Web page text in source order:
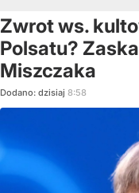
Zwrot ws.
Polsatu?
Miszczaka
Dodano: dzisiaj 8:58